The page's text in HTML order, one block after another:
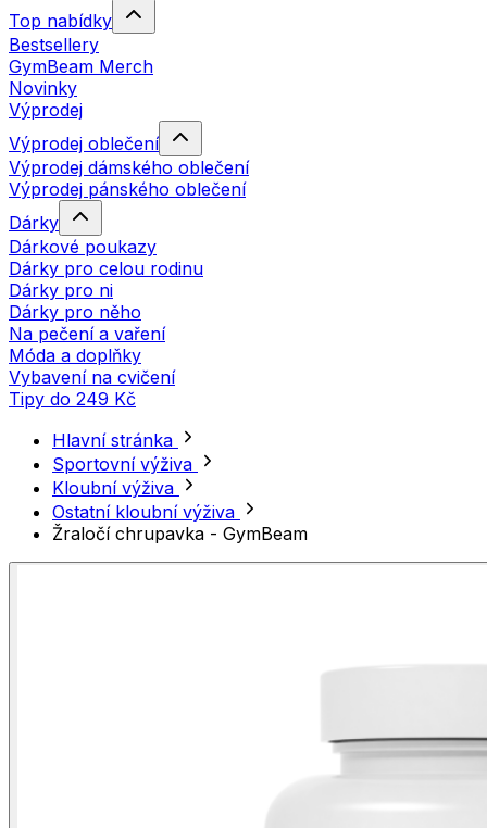
Top nabídky
Bestsellery
GymBeam Merch
Novinky
Výprodej
Výprodej oblečení
Výprodej dámského oblečení
Výprodej pánského oblečení
Dárky
Dárkové poukazy
Dárky pro celou rodinu
Dárky pro ni
Dárky pro něho
Na pečení a vaření
Móda a doplňky
Vybavení na cvičení
Tipy do 249 Kč
Hlavní stránka
Sportovní výživa
Kloubní výživa
Ostatní kloubní výživa
Žraločí chrupavka - GymBeam